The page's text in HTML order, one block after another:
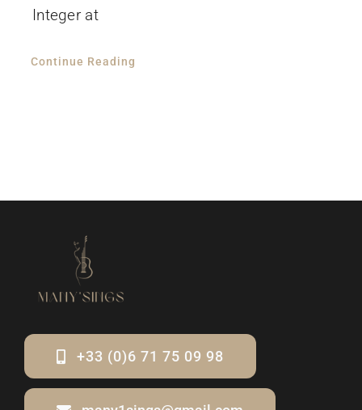
Integer at
Continue Reading
+33 (0)6 71 75 09 98